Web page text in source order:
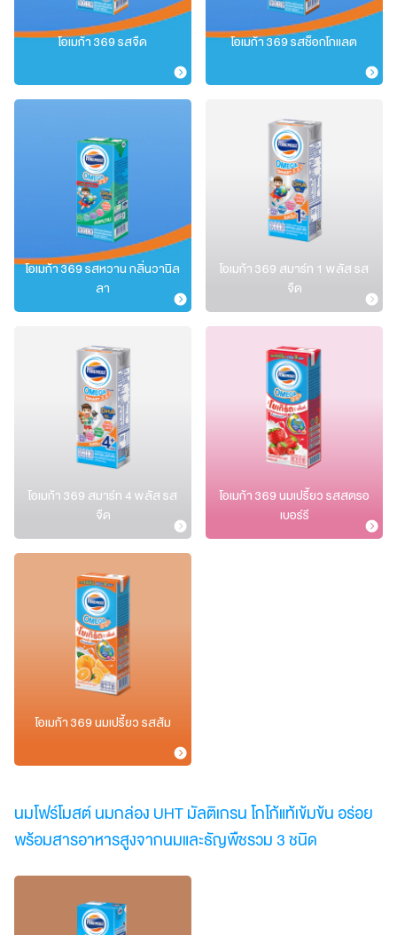
โอเมก้า 369 รสจืด โอเมก้า 369 รสช็อกโกแลต
โอเมก้า 369 รสหวาน กลิ่นวานิล
ลา
โอเมก้า 369 สมาร์ท 1 พลัส รส
จืด
โอเมก้า 369 สมาร์ท 4 พลัส รส
จืด
โอเมก้า 369 นมเปรี้ยว รสสตรอ
เบอร์รี
โอเมก้า 369 นมเปรี้ยว รสส้ม
นมโฟร์โมสต์ นมกล่อง UHT มัลติเกรน โกโก้แท้เข้มข้น อร่อย
พร้อมสารอาหารสูงจากนมและธัญพืชรวม 3 ชนิด​